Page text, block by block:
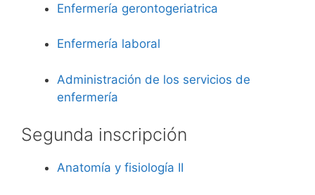
Enfermería gerontogeriatrica
Enfermería laboral
Administración de los servicios de
enfermería
Segunda inscripción
Anatomía y fisiología II